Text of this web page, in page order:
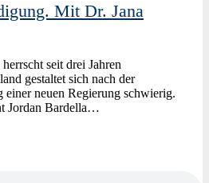
Mit Dr. Jana
seit drei Jahren
gestaltet sich nach der
neuen Regierung schwierig.
Jordan Bardella…